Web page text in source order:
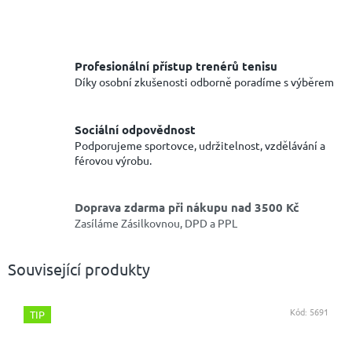
Profesionální přístup trenérů tenisu
Díky osobní zkušenosti odborně poradíme s výběrem
Sociální odpovědnost
Podporujeme sportovce, udržitelnost, vzdělávání a
férovou výrobu.
Doprava zdarma při nákupu nad 3500 Kč
Zasíláme Zásilkovnou, DPD a PPL
Související produkty
TIP Kód: 5691